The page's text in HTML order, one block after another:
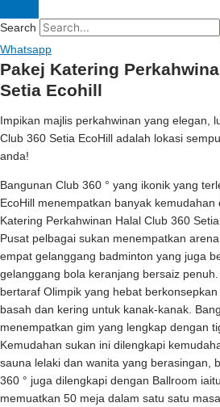
Search
Whatsapp
Pakej Katering
Setia Ecohill
Impikan majlis perkahwinan yang elegan,
Club 360 Setia EcoHill adalah lokasi
anda!
Bangunan Club 360 ° yang ikonik yang
EcoHill menempatkan banyak kemudahan
Katering Perkahwinan Halal Club 360
Pusat pelbagai sukan menempatkan
empat gelanggang badminton yang juga
gelanggang bola keranjang bersaiz
bertaraf Olimpik yang hebat
basah dan kering untuk kanak-kanak.
menempatkan gim yang lengkap dengan
Kemudahan sukan ini dilengkapi
sauna lelaki dan wanita yang berasingan,
360 ° juga dilengkapi dengan Ballroom
memuatkan 50 meja dalam satu satu